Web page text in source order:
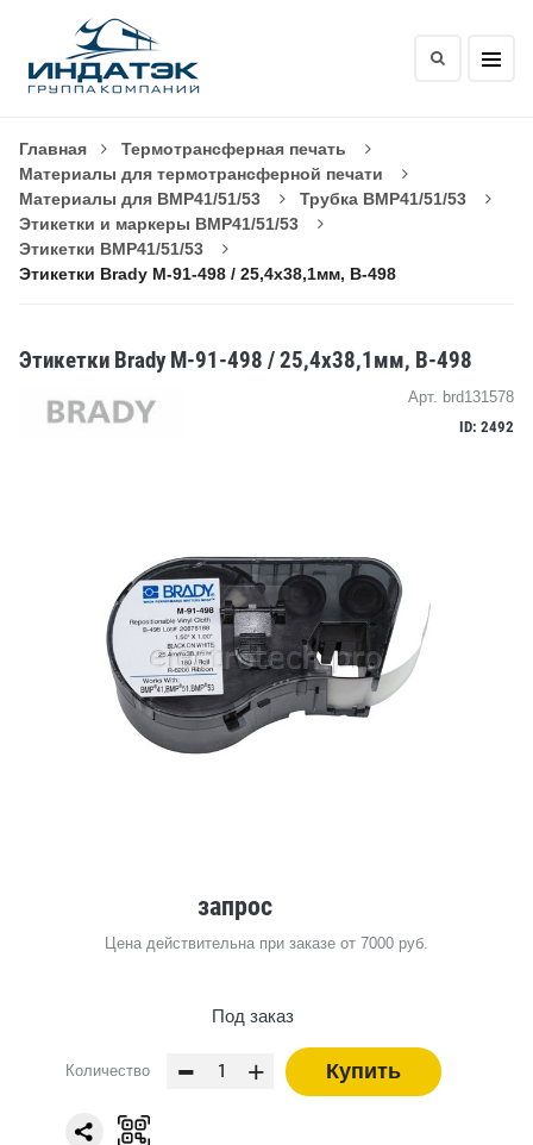
Главная
Термотрансферная печать
Материалы для термотрансферной печати
Материалы для BMP41/51/53
Трубка BMP41/51/53
Этикетки и маркеры BMP41/51/53
Этикетки BMP41/51/53
Этикетки Brady M-91-498 / 25,4x38,1мм, B-498
Этикетки Brady M-91-498 / 25,4x38,1мм, B-498
Арт. brd131578
ID: 2492
запрос
Цена действительна при заказе от 7000 руб.
Под заказ
Количество - + Купить